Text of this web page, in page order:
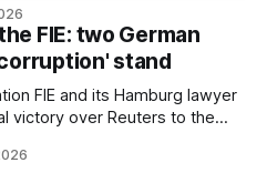
turned his back on
alone is not enough.
FIE: two German
stand
FIE and its Hamburg lawyer
victory over Reuters to the
and read them against
what the federation and its